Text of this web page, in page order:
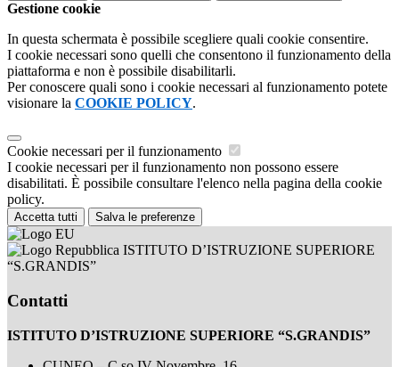
Gestione cookie
In questa schermata è possibile scegliere quali cookie consentire.
I cookie necessari sono quelli che consentono il funzionamento della
piattaforma e non è possibile disabilitarli.
Per conoscere quali sono i cookie necessari al funzionamento potete
visionare la COOKIE POLICY.
Cookie necessari per il funzionamento
I cookie necessari per il funzionamento non possono essere
disabilitati. È possibile consultare l'elenco nella pagina della cookie
policy.
Accetta tutti Salva le preferenze
ISTITUTO D’ISTRUZIONE SUPERIORE
“S.GRANDIS”
Contatti
ISTITUTO D’ISTRUZIONE SUPERIORE “S.GRANDIS”